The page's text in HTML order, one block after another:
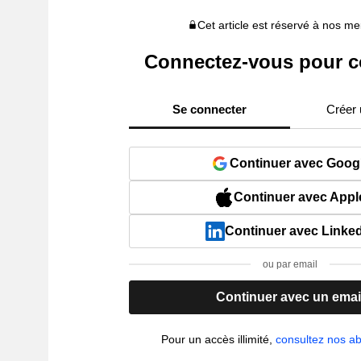
Cet article est réservé à nos
Connectez-vous pour
Se connecter Créer
Continuer avec
Continuer avec
Continuer avec
ou par email
Continuer avec un email
Pour un accès illimité,consultez nos